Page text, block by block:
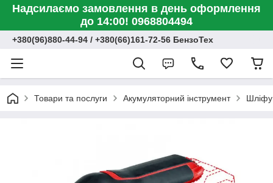
Надсилаємо замовлення в день оформлення
до 14:00! 0968804494
+380(96)880-44-94 / +380(66)161-72-56 БензоТех
Товари та послуги Акумуляторний інструмент